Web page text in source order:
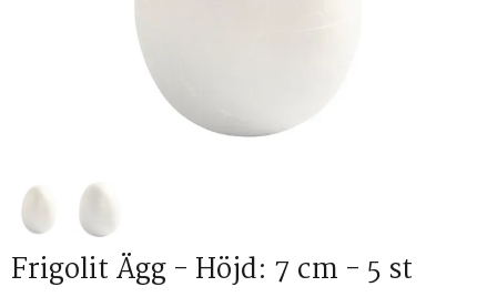
Frigolit Ägg - Höjd: 7 cm - 5 st